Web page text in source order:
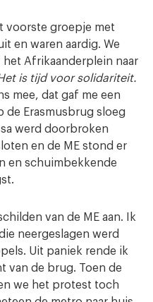
voorste groepje met
en waren aardig. We
het Afrikaanderplein naar
is tijd voor solidariteit.
mee, dat gaf me een
de Erasmusbrug sloeg
werd doorbroken
en de ME stond er
en schuimbekkende
van de ME aan. Ik
neergeslagen werd
Uit paniek rende ik
van de brug. Toen de
we het protest toch